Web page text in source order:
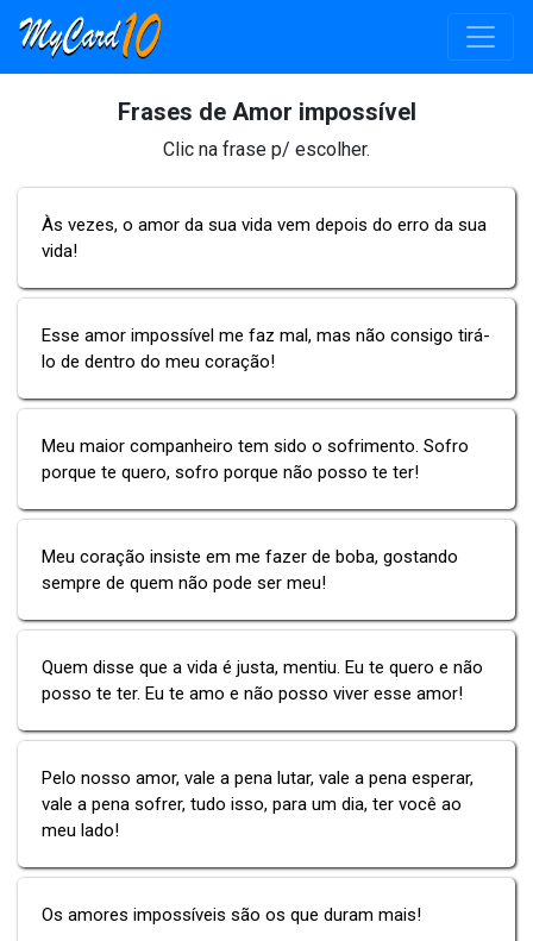
Frases de Amor impossível
Clic na frase p/ escolher.
Às vezes, o amor da sua vida vem depois do erro da sua
vida!
Esse amor impossível me faz mal, mas não consigo tirá-
lo de dentro do meu coração!
Meu maior companheiro tem sido o sofrimento. Sofro
porque te quero, sofro porque não posso te ter!
Meu coração insiste em me fazer de boba, gostando
sempre de quem não pode ser meu!
Quem disse que a vida é justa, mentiu. Eu te quero e não
posso te ter. Eu te amo e não posso viver esse amor!
Pelo nosso amor, vale a pena lutar, vale a pena esperar,
vale a pena sofrer, tudo isso, para um dia, ter você ao
meu lado!
Os amores impossíveis são os que duram mais!